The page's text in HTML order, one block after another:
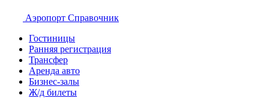
Аэропорт Справочник
Гостиницы
Ранняя регистрация
Трансфер
Аренда авто
Бизнес-залы
Ж/д билеты